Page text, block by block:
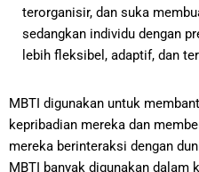
terorganisir, dan suka
sedangkan individu dengan
lebih fleksibel, adaptif, dan
MBTI digunakan untuk
kepribadian mereka dan
mereka berinteraksi dengan
MBTI banyak digunakan dalam